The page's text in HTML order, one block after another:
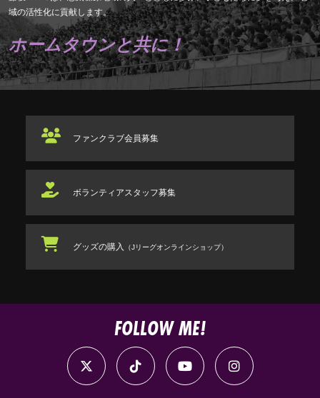
域の活性化に貢献します。
ホームタウンと共に！
ファンクラブ会員募集
ボランティアスタッフ募集
グッズの購入 （Jリーグオンラインショップ）
FOLLOW ME!